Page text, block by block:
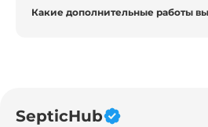
Какие дополнительные работы
SepticHub